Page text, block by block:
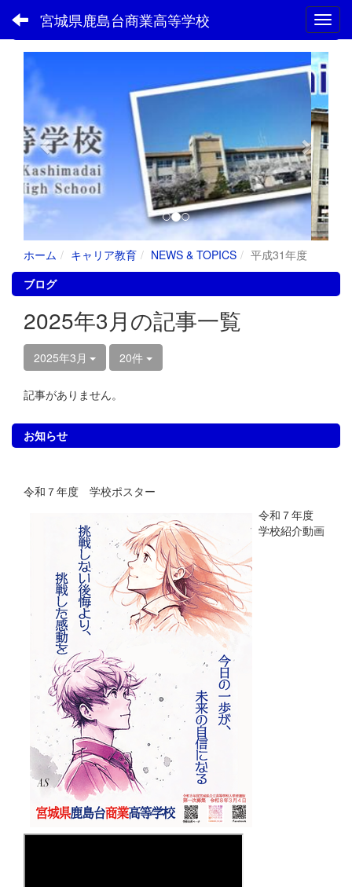
宮城県鹿島台商業高等学校
フォトアルバム
e
v
i
o
u
s
n
e
x
ホーム キャリア教育 NEWS & TOPICS
平成31年度
ブログ
2025年3月の記事一覧
2025年3月 20件
記事がありません。
お知らせ
令和７年度 学校ポスター
令和７年度
学校紹介動画